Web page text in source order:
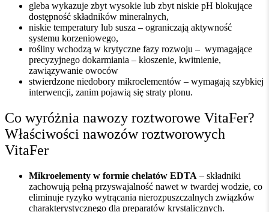
gleba wykazuje zbyt wysokie lub zbyt niskie pH blokujące
dostępność składników mineralnych,
niskie temperatury lub susza – ograniczają aktywność
systemu korzeniowego,
rośliny wchodzą w krytyczne fazy rozwoju – wymagające
precyzyjnego dokarmiania – kłoszenie, kwitnienie,
zawiązywanie owoców
stwierdzone niedobory mikroelementów – wymagają szybkiej
interwencji, zanim pojawią się straty plonu.
Co wyróżnia nawozy roztworowe VitaFer?
Właściwości nawozów roztworowych
VitaFer
Mikroelementy w formie chelatów EDTA – składniki
zachowują pełną przyswajalność nawet w twardej wodzie, co
eliminuje ryzyko wytrącania nierozpuszczalnych związków
charakterystycznego dla preparatów krystalicznych.